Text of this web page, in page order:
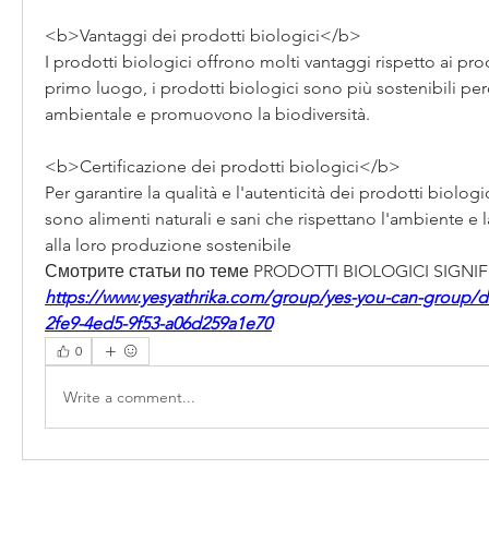
<b>Vantaggi dei prodotti biologici</b>
I prodotti biologici offrono molti vantaggi rispetto ai
primo luogo, i prodotti biologici sono più sostenibili
ambientale e promuovono la biodiversità.
<b>Certificazione dei prodotti biologici</b>
Per garantire la qualità e l'autenticità dei prodotti
sono alimenti naturali e sani che rispettano l'ambiente e
alla loro produzione sostenibile
Смотрите статьи по теме PRODOTTI BIOLOGICI
https://www.yesyathrika.com/group/yes-you-can-group/
2fe9-4ed5-9f53-a06d259a1e70
0
Write a comment...